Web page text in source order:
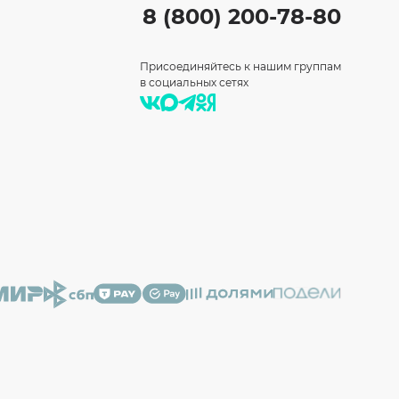
8 (800) 200-78-80
Присоединяйтесь к нашим группам
в социальных сетях